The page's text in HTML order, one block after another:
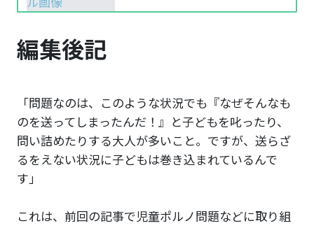
編集後記
「問題なのは、このような状況でも『なぜそんなも
のを送ってしまったんだ！』と子どもを叱ったり、
問い詰めたりする大人が多いこと。ですが、送らざ
るをえない状況に子どもは巻き込まれているんで
す」
これは、前回の記事で児童ポルノ問題などに取り組